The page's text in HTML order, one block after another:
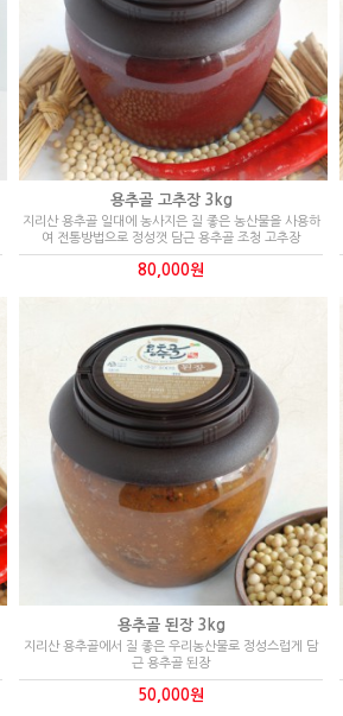
용추골 고추장 3kg
지리산 용추골 일대에 농사지은 질 좋은 농산물을 사용하
여 전통방법으로 정성껏 담근 용추골 조청 고추장
80,000원
용추골 된장 3kg
지리산 용추골에서 질 좋은 우리농산물로 정성스럽게 담
근 용추골 된장
50,000원